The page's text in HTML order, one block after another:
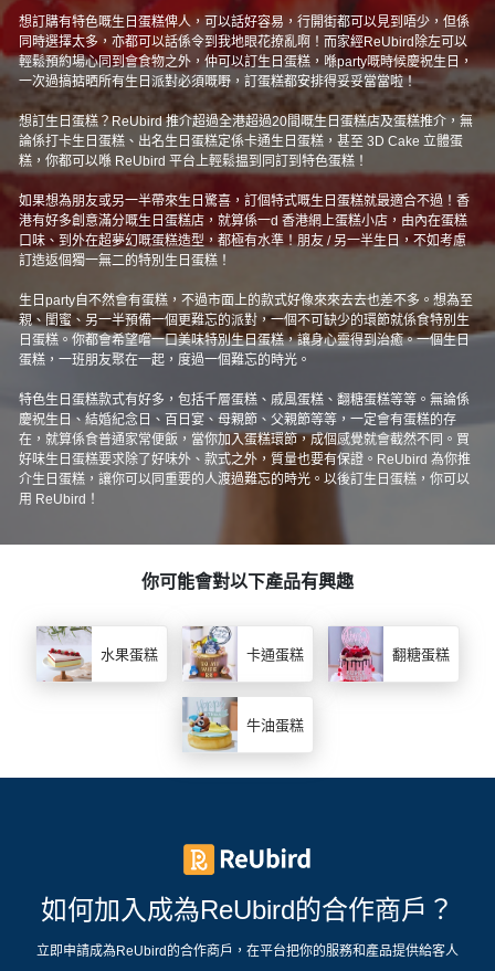
想訂購有特色嘅生日蛋糕俾人，可以話好容易，行開街都可以見到唔少，但係
同時選擇太多，亦都可以話係令到我地眼花撩亂啊！而家經ReUbird除左可以
輕鬆預約場心同到會食物之外，仲可以訂生日蛋糕，喺party嘅時候慶祝生日，
一次過搞掂晒所有生日派對必須嘅嘢，訂蛋糕都安排得妥妥當當啦！
想訂生日蛋糕？ReUbird 推介超過全港超過20間嘅生日蛋糕店及蛋糕推介，無
論係打卡生日蛋糕、出名生日蛋糕定係卡通生日蛋糕，甚至 3D Cake 立體蛋
糕，你都可以喺 ReUbird 平台上輕鬆揾到同訂到特色蛋糕！
如果想為朋友或另一半帶來生日驚喜，訂個特式嘅生日蛋糕就最適合不過！香
港有好多創意滿分嘅生日蛋糕店，就算係一d 香港網上蛋糕小店，由內在蛋糕
口味、到外在超夢幻嘅蛋糕造型，都極有水準！朋友 / 另一半生日，不如考慮
訂造返個獨一無二的特別生日蛋糕！
生日party自不然會有蛋糕，不過市面上的款式好像來來去去也差不多。想為至
親、閨蜜、另一半預備一個更難忘的派對，一個不可缺少的環節就係食特別生
日蛋糕。你都會希望嚐一口美味特別生日蛋糕，讓身心靈得到治癒。一個生日
蛋糕，一班朋友聚在一起，度過一個難忘的時光。
特色生日蛋糕款式有好多，包括千層蛋糕、戚風蛋糕、翻糖蛋糕等等。無論係
慶祝生日、結婚紀念日、百日宴、母親節、父親節等等，一定會有蛋糕的存
在，就算係食普通家常便飯，當你加入蛋糕環節，成個感覺就會截然不同。買
好味生日蛋糕要求除了好味外、款式之外，質量也要有保證。ReUbird 為你推
介生日蛋糕，讓你可以同重要的人渡過難忘的時光。以後訂生日蛋糕，你可以
用 ReUbird！
你可能會對以下產品有興趣
水果蛋糕 卡通蛋糕 翻糖蛋糕
牛油蛋糕
如何加入成為ReUbird的合作商戶？
立即申請成為ReUbird的合作商戶，在平台把你的服務和產品提供給客人